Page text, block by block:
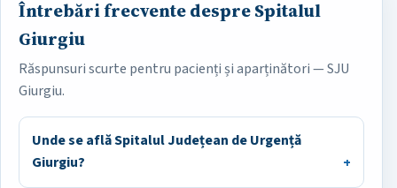
Întrebări frecvente despre Spitalul
Giurgiu
Răspunsuri scurte pentru pacienți și aparținători — SJU
Giurgiu.
Unde se află Spitalul Județean de Urgență
Giurgiu?